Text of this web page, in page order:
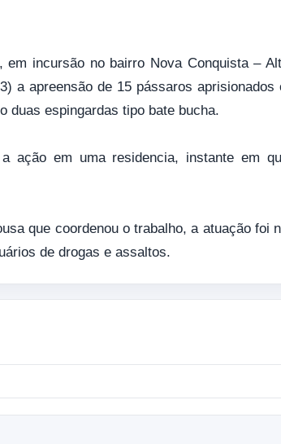
incursão no bairro Nova Conquista –
a apreensão de 15 pássaros
duas espingardas tipo bate bucha.
ação em uma residencia, instante em
que coordenou o trabalho, a atuação foi
de drogas e assaltos.